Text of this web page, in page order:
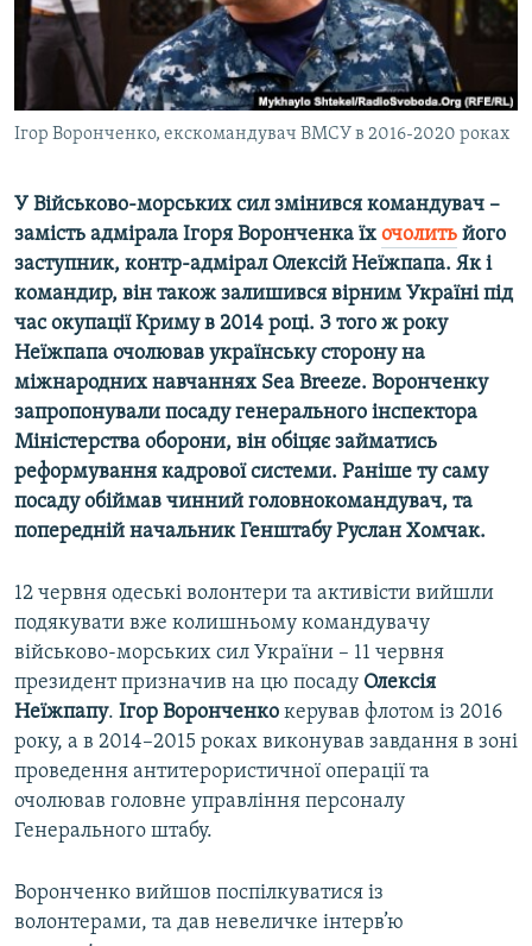
СВІДЧЕННЯ ОКУПАЦІЇ
УКРАЇНСЬКА ПРОБЛЕМА КРИМУ
ІНФОГРАФІКА
Qırımtatar
ДОЛУЧАЙСЯ!
Усі сайти RFE/RL
Ігор Воронченко, екскомандувач ВМСУ в 2016-2020 роках
У Військово-морських сил змінився командувач –
замість адмірала Ігоря Воронченка їх очолить його
заступник, контр-адмірал Олексій Неїжпапа. Як і
командир, він також залишився вірним Україні під
час окупації Криму в 2014 році. З того ж року
Неїжпапа очолював українську сторону на
міжнародних навчаннях Sea Breeze. Воронченку
запропонували посаду генерального інспектора
Міністерства оборони, він обіцяє займатись
реформування кадрової системи. Раніше ту саму
посаду обіймав чинний головнокомандувач, та
попередній начальник Генштабу Руслан Хомчак.
12 червня одеські волонтери та активісти вийшли
подякувати вже колишньому командувачу
військово-морських сил України – 11 червня
президент призначив на цю посаду Олексія
Неїжпапу. Ігор Воронченко керував флотом із 2016
року, а в 2014–2015 роках виконував завдання в зоні
проведення антитерористичної операції та
очолював головне управління персоналу
Генерального штабу.
Воронченко вийшов поспілкуватися із
волонтерами, та дав невеличке інтерв’ю